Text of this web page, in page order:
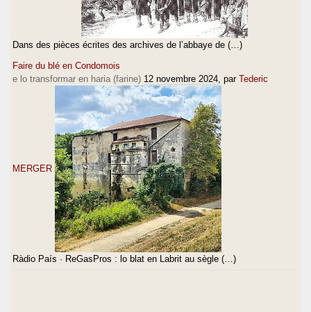
Dans des pièces écrites des archives de l’abbaye de (…)
Faire du blé en Condomois
e lo transformar en haria (farine) 12 novembre 2024 , par Tederic
MERGER
Ràdio País · ReGasPros : lo blat en Labrit au sègle (…)